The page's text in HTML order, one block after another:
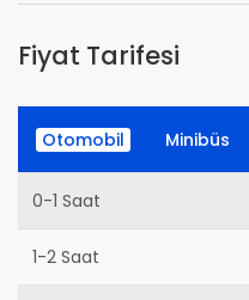
Fiyat Tarifesi
Otomobil Minibüs
0-1 Saat
1-2 Saat